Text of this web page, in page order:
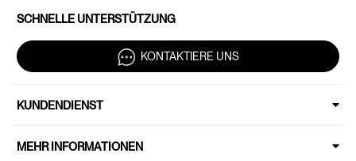
SCHNELLE UNTERSTÜTZUNG
KONTAKTIERE UNS
KUNDENDIENST
MEHR INFORMATIONEN